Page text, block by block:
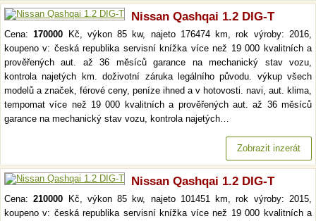
Nissan Qashqai 1.2 DIG-T
Cena:170000 Kč, výkon 85 kw, najeto 176474 km, rok výroby: 2016,
koupeno v: česká republika servisní knížka více než 19 000 kvalitních a
prověřených aut. až 36 měsíců garance na mechanický stav vozu,
kontrola najetých km. doživotní záruka legálního původu. výkup všech
modelů a značek, férové ceny, peníze ihned a v hotovosti. navi, aut. klima,
tempomat více než 19 000 kvalitních a prověřených aut. až 36 měsíců
garance na mechanický stav vozu, kontrola najetých…
Zobrazit inzerát
Nissan Qashqai 1.2 DIG-T
Cena:210000 Kč, výkon 85 kw, najeto 101451 km, rok výroby: 2015,
koupeno v: česká republika servisní knížka více než 19 000 kvalitních a